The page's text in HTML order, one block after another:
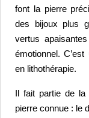
font la pierre
des bijoux plus
vertus
émotionnel.
en lithothérapie.
Il fait partie de
pierre connue : le